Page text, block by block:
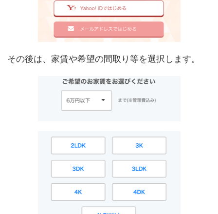
その後は、家賃や希望の間取り等を選択します。